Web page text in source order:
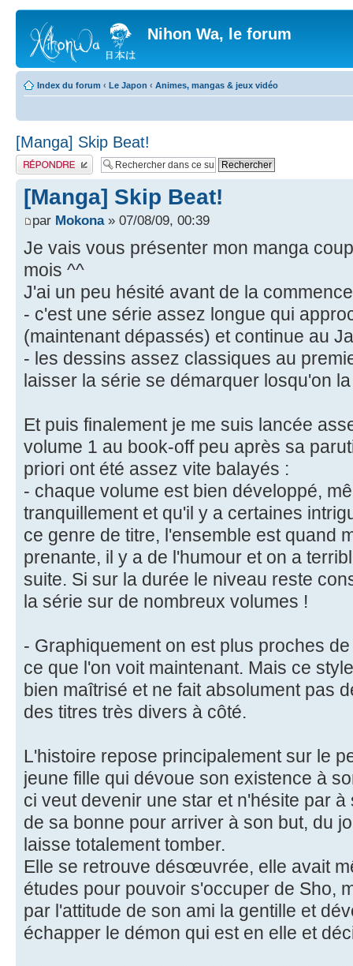
Nihon Wa, le forum
Index du forum ‹ Le Japon ‹ Animes, mangas & jeux vidéo
[Manga] Skip Beat!
Publier une réponse
[Manga] Skip Beat!
par Mokona» 07/08/09, 00:39
Je vais vous présenter mon manga
mois ^^
J'ai un peu hésité avant de la
- c'est une série assez longue qui
(maintenant dépassés) et continue au
- les dessins assez classiques au
laisser la série se démarquer losqu'on
Et puis finalement je me suis lancée
volume 1 au book-off peu après sa
priori ont été assez vite balayés :
- chaque volume est bien développé,
tranquillement et qu'il y a certaines
ce genre de titre, l'ensemble est quand
prenante, il y a de l'humour et on a
suite. Si sur la durée le niveau reste
la série sur de nombreux volumes !
- Graphiquement on est plus proches
ce que l'on voit maintenant. Mais ce
bien maîtrisé et ne fait absolument pas
des titres très divers à côté.
L'histoire repose principalement sur le
jeune fille qui dévoue son existence à
ci veut devenir une star et n'hésite par
de sa bonne pour arriver à son but, du
laisse totalement tomber.
Elle se retrouve désœuvrée, elle avait
études pour pouvoir s'occuper de Sho,
par l'attitude de son ami la gentille et
échapper le démon qui est en elle et